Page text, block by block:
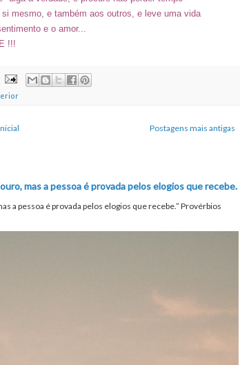
mesmo, e também aos outros, e leve uma vida
e o amor...
!!!
Postagens mais antigas
mas a pessoa é provada pelos elogios que recebe.
a pessoa é provada pelos elogios que recebe.” Provérbios